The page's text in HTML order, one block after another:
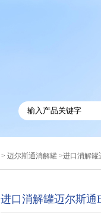
> 迈尔斯通消解罐 >进口消解罐
进口消解罐迈尔斯通